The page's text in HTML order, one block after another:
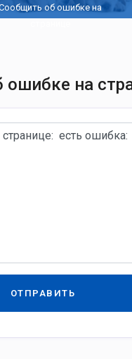
об ошибке на
на
ОТПРАВИТЬ